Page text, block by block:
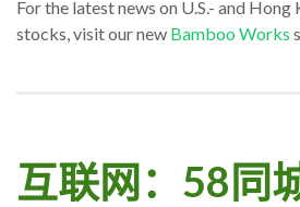
For the latest news on U.S.- and
stocks, visit our new Bamboo Works
互联网：58同